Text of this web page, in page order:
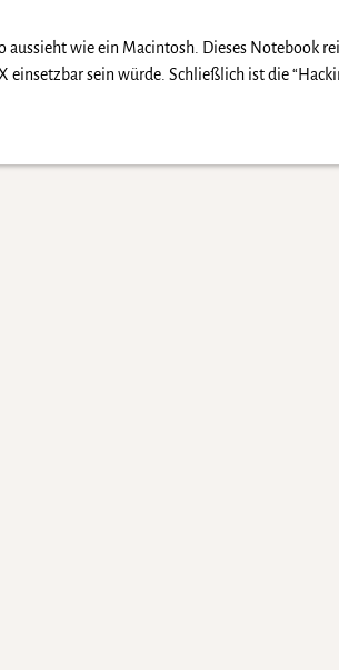
aussieht wie ein Macintosh. Dieses Notebook
sein würde. Schließlich ist die